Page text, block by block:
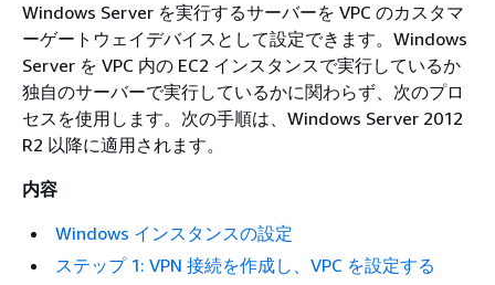
Windows Server を実行するサーバーを VPC のカスタマ
ーゲートウェイデバイスとして設定できます。Windows
Server を VPC 内の EC2 インスタンスで実行しているか
独自のサーバーで実行しているかに関わらず、次のプロ
セスを使用します。次の手順は、Windows Server 2012
R2 以降に適用されます。
内容
Windows インスタンスの設定
ステップ 1: VPN 接続を作成し、VPC を設定する